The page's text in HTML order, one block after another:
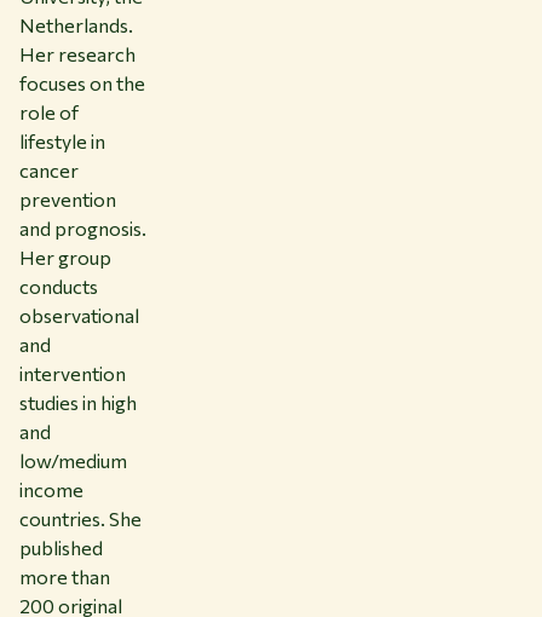
Netherlands.
Her research
focuses on the
role of
lifestyle in
cancer
prevention
and prognosis.
Her group
conducts
observational
and
intervention
studies in high
and
low/medium
income
countries. She
published
more than
200 original